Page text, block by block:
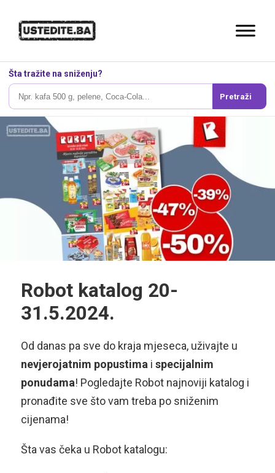
Šta tražite na sniženju?
Pretraži
Robot katalog 20-
31.5.2024.
Od danas pa sve do kraja mjeseca, uživajte u
nevjerojatnim popustima i specijalnim
ponudama! Pogledajte Robot najnoviji katalog i
pronađite sve što vam treba po sniženim
cijenama!
Šta vas čeka u Robot katalogu: